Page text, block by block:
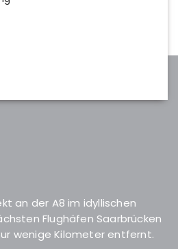
an der A8 im idyllischen
Flughäfen Saarbrücken
wenige Kilometer entfernt.